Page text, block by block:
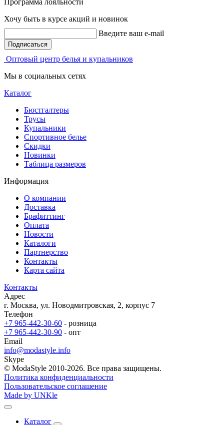
Хочу быть в курсе акций и новинок
Введите ваш e-mail
Подписаться
Оптовый центр белья и купальников
Мы в социальных сетях
Каталог
Бюстгалтеры
Трусы
Купальники
Спортивное белье
Скидки
Новинки
Таблица размеров
Информация
О компании
Доставка
Брафиттинг
Оплата
Новости
Каталоги
Партнерство
Контакты
Карта сайта
Контакты
Адрес
г. Москва, ул. Новодмитровская, 2, корпус 7
Телефон
+7 965-442-30-60 - розница
+7 965-442-30-90 - опт
Email
info@modastyle.info
Skype
© ModaStyle 2010-2026. Все права защищены.
Политика конфиденциальности
Пользовательское соглашение
Made by UNKle
Каталог